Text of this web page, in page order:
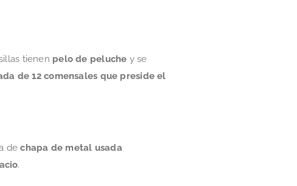
tienen pelo de peluche y se
de 12 comensales que preside el
dechapa de metal usada
.